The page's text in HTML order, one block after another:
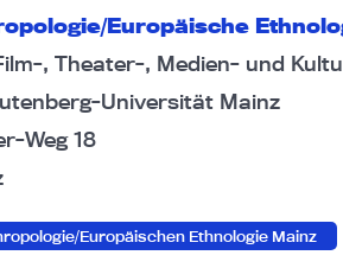
Europäische
, Theater-, Medien- und
Universität Mainz
Weg 18
Europäischen Ethnologie Mainz